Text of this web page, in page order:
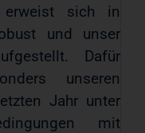
erweist sich in
und unser
Dafür
unseren
Jahr unter
mit